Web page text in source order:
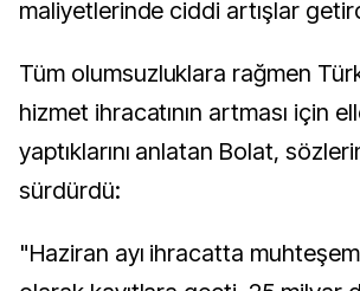
maliyetlerinde ciddi artışlar
Tüm olumsuzluklara rağmen
hizmet ihracatının artması için
yaptıklarını anlatan Bolat,
sürdürdü:
"Haziran ayı ihracatta